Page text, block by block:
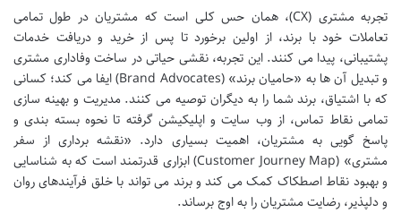
تجربه مشتری (CX)، همان حس کلی است که مشتریان در طول تمامی
تعاملات خود با برند، از اولین برخورد تا پس از خرید و دریافت خدمات
پشتیبانی، پیدا می کنند. این تجربه، نقشی حیاتی در ساخت وفاداری مشتری
و تبدیل آن ها به «حامیان برند» (Brand Advocates) ایفا می کند؛ کسانی
که با اشتیاق، برند شما را به دیگران توصیه می کنند. مدیریت و بهینه سازی
تمامی نقاط تماس، از وب سایت و اپلیکیشن گرفته تا نحوه بسته بندی و
پاسخ گویی به مشتریان، اهمیت بسیاری دارد. «نقشه برداری از سفر
مشتری» (Customer Journey Map) ابزاری قدرتمند است که به شناسایی
و بهبود نقاط اصطکاک کمک می کند و برند می تواند با خلق فرآیندهای روان
و دلپذیر، رضایت مشتریان را به اوج برساند.